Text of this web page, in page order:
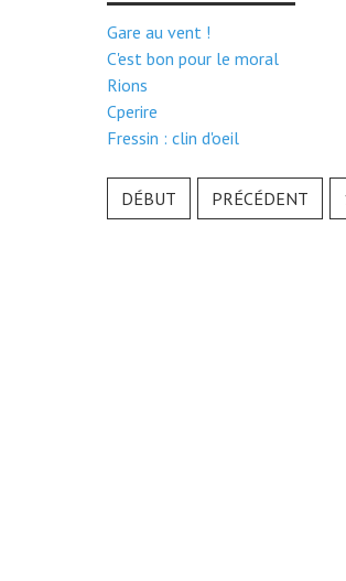
Gare au vent !
C'est bon pour le moral
Rions
Cperire
Fressin : clin d'oeil
DÉBUT PRÉCÉDENT